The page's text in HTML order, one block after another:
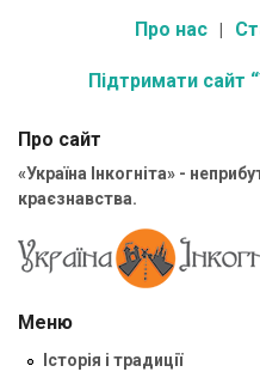
Про нас
Підтримати сайт
Про сайт
«Україна Інкогніта» -
краєзнавства.
Меню
Історія і традиції